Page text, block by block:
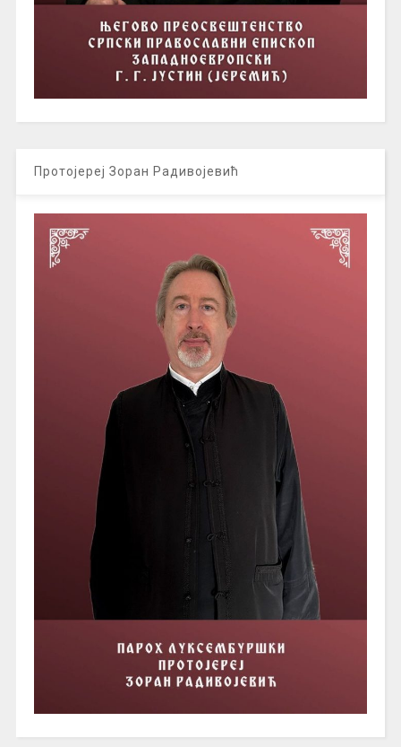
Протојереј Зоран Радивојевић